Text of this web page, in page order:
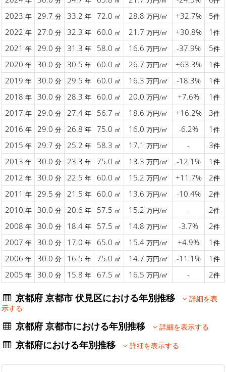
2023 年 29.7 分 33.2 年 72.0 ㎡ 28.8 万円/㎡ +32.7% 5件
2022 年 27.0 分 32.3 年 60.0 ㎡ 21.7 万円/㎡ +30.8% 1 件
2021 年 29.0 分 31.3 年 58.0 ㎡ 16.6 万円/㎡ -37.9% 5件
2020 年 30.0 分 30.5 年 60.0 ㎡ 26.7 万円/㎡ +63.3% 1 件
2019 年 30.0 分 29.5 年 60.0 ㎡ 16.3 万円/㎡ -18.3% 1 件
2018 年 30.0 分 28.3 年 60.0 ㎡ 20.0 万円/㎡ +7.6% 1 件
2017 年 29.0 分 27.4 年 56.7 ㎡ 18.6 万円/㎡ +16.2% 3件
2016 年 29.0 分 26.8 年 75.0 ㎡ 16.0 万円/㎡ -6.2% 1 件
2015 年 29.7 分 25.2 年 58.3 ㎡ 17.1 万円/㎡ - 3件
2013 年 30.0 分 23.3 年 75.0 ㎡ 13.3 万円/㎡ -12.1% 1 件
2012 年 30.0 分 22.5 年 60.0 ㎡ 15.2 万円/㎡ +11.7% 2件
2011 年 29.5 分 21.5 年 60.0 ㎡ 13.6 万円/㎡ -10.4% 2件
2010 年 30.0 分 20.6 年 57.5 ㎡ 15.2 万円/㎡ - 2件
2008 年 30.0 分 18.4 年 57.5 ㎡ 14.8 万円/㎡ -3.7% 2件
2007 年 30.0 分 17.0 年 65.0 ㎡ 15.4 万円/㎡ +4.9% 1 件
2006 年 30.0 分 16.5 年 75.0 ㎡ 14.7 万円/㎡ -11.1% 1 件
2005 年 30.0 分 15.8 年 67.5 ㎡ 16.5 万円/㎡ - 2件
京都府 京都市 伏見区における年別推移
詳細を表
示する
京都府 京都市における年別推移 詳細を表示する
京都府における年別推移 詳細を表示する